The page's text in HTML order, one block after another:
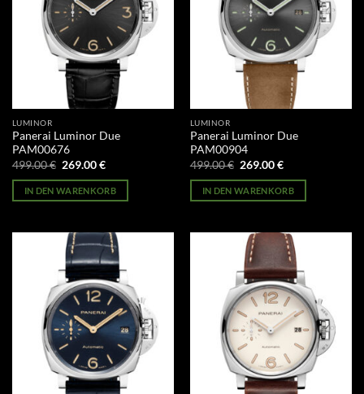
LUMINOR
Panerai Luminor Due
PAM00676
499.00€ Ursprünglicher
war:
499.00 €
269.00€Aktueller
ist:
269.00 €.
IN DEN WARENKORB
LUMINOR
Panerai Luminor Due
PAM00904
499.00€ Ursprünglicher
war:
499.00 €
269.00€Aktueller
ist:
269.00 €.
IN DEN WARENKORB